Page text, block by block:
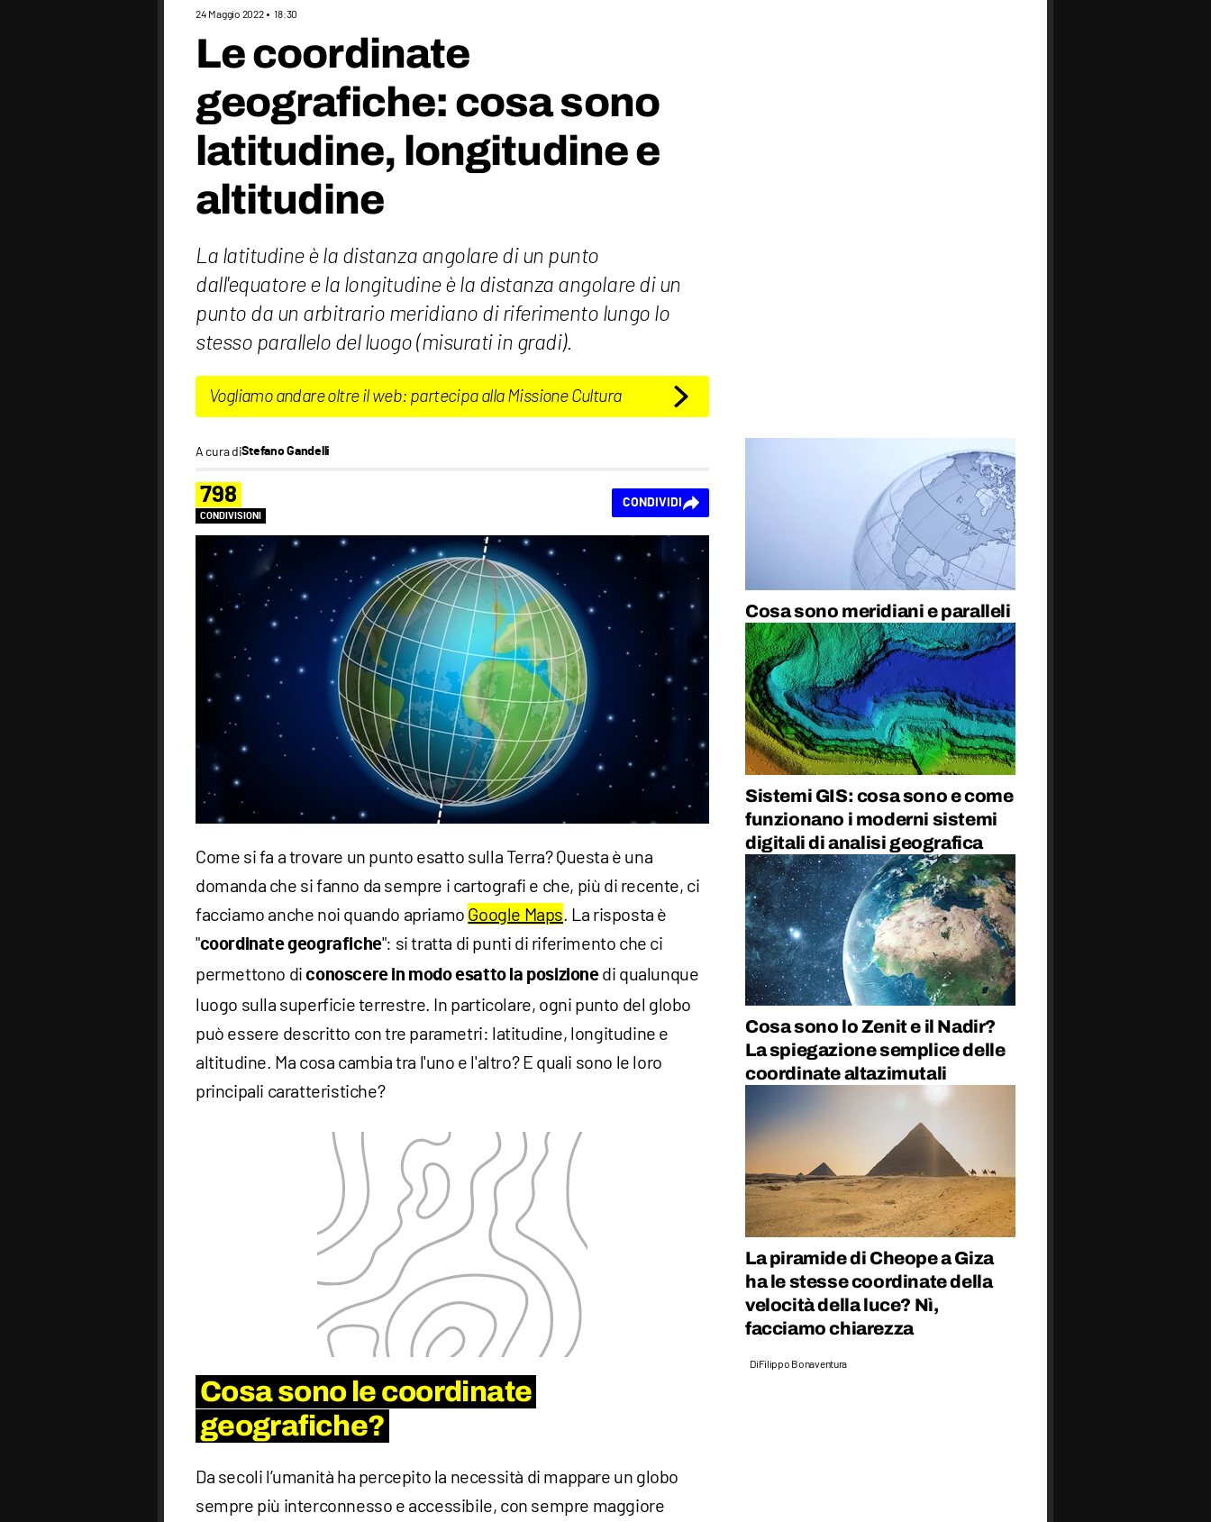
24 Maggio 2022 18:30
Le coordinate
geografiche: cosa sono
latitudine, longitudine e
altitudine
La latitudine è la distanza angolare di un punto
dall'equatore e la longitudine è la distanza angolare di un
punto da un arbitrario meridiano di riferimento lungo lo
stesso parallelo del luogo (misurati in gradi).
Vogliamo andare oltre il web: partecipa alla Missione Cultura
A cura diStefano Gandelli
798
CONDIVISIONI
CONDIVIDI
Come si fa a trovare un punto esatto sulla Terra? Questa è una
domanda che si fanno da sempre i cartografi e che, più di recente, ci
facciamo anche noi quando apriamo Google Maps. La risposta è
"coordinate geografiche": si tratta di punti di riferimento che ci
permettono diconoscere in modo esatto la posizionedi qualunque
luogo sulla superficie terrestre. In particolare, ogni punto del globo
può essere descritto con tre parametri: latitudine, longitudine e
altitudine. Ma cosa cambia tra l'uno e l'altro? E quali sono le loro
principali caratteristiche?
Cosa sono le coordinate
geografiche?
Da secoli l’umanità ha percepito la necessità di mappare un globo
sempre più interconnesso e accessibile, con sempre maggiore
Cosa sono meridiani e paralleli
Sistemi GIS: cosa sono e come
funzionano i moderni sistemi
digitali di analisi geografica
Cosa sono lo Zenit e il Nadir?
La spiegazione semplice delle
coordinate altazimutali
La piramide di Cheope a Giza
ha le stesse coordinate della
velocità della luce? Nì,
facciamo chiarezza
DiFilippo Bonaventura